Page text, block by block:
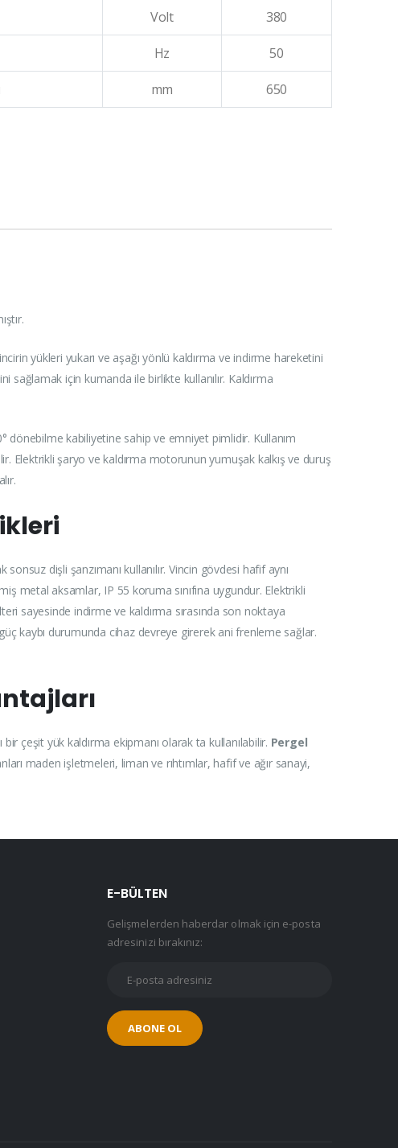
Volt 380
Hz 50
mm 650
yükleri yukarı ve aşağı yönlü kaldırma ve indirme hareketini
sağlamak için kumanda ile birlikte kullanılır. Kaldırma
dönebilme kabiliyetine sahip ve emniyet pimlidir. Kullanım
Elektrikli şaryo ve kaldırma motorunun yumuşak kalkış ve duruş
dişli şanzımanı kullanılır. Vincin gövdesi hafif aynı
metal aksamlar, IP 55 koruma sınıfına uygundur. Elektrikli
sayesinde indirme ve kaldırma sırasında son noktaya
kaybı durumunda cihaz devreye girerek ani frenleme sağlar.
çeşit yük kaldırma ekipmanı olarak ta kullanılabilir. Pergel
maden işletmeleri, liman ve rıhtımlar, hafif ve ağır sanayi,
E-BÜLTEN
Gelişmelerden haberdar olmak için e-posta
adresinizi bırakınız: